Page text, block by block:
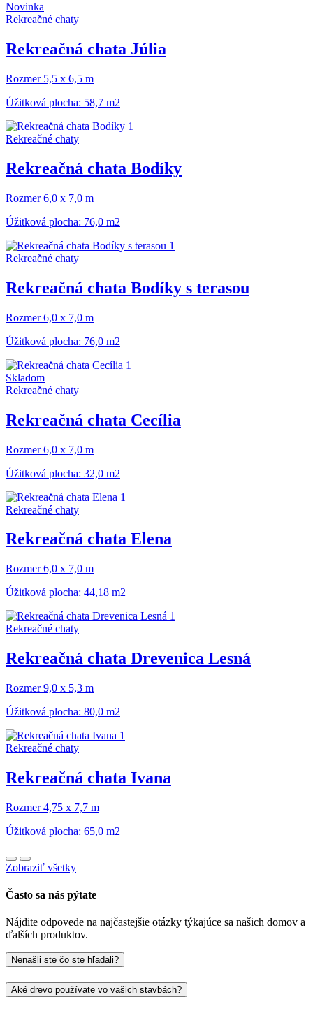
Novinka
Rekreačné chaty
Rekreačná chata Júlia
Rozmer 5,5 x 6,5 m
Úžitková plocha: 58,7 m2
Rekreačné chaty
Rekreačná chata Bodíky
Rozmer 6,0 x 7,0 m
Úžitková plocha: 76,0 m2
Rekreačné chaty
Rekreačná chata Bodíky s terasou
Rozmer 6,0 x 7,0 m
Úžitková plocha: 76,0 m2
Skladom
Rekreačné chaty
Rekreačná chata Cecília
Rozmer 6,0 x 7,0 m
Úžitková plocha: 32,0 m2
Rekreačné chaty
Rekreačná chata Elena
Rozmer 6,0 x 7,0 m
Úžitková plocha: 44,18 m2
Rekreačné chaty
Rekreačná chata Drevenica Lesná
Rozmer 9,0 x 5,3 m
Úžitková plocha: 80,0 m2
Rekreačné chaty
Rekreačná chata Ivana
Rozmer 4,75 x 7,7 m
Úžitková plocha: 65,0 m2
Zobraziť všetky
Často sa nás pýtate
Nájdite odpovede na najčastejšie otázky týkajúce sa našich domov a
ďalších produktov.
Nenašli ste čo ste hľadali?
Aké drevo používate vo vašich stavbách?